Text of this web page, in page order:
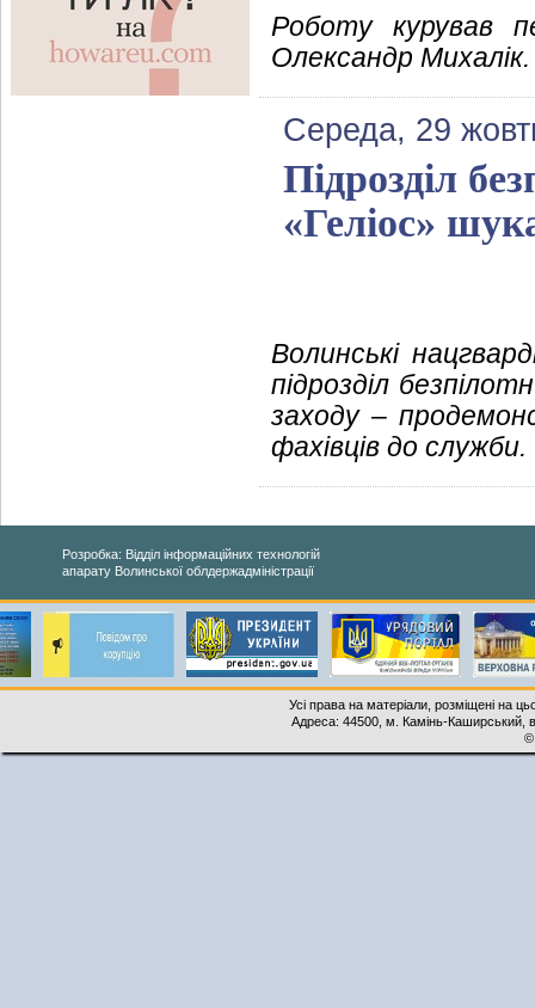
Роботу курував
Олександр Михалік.
Середа, 29
Підрозділ
«Геліос»
Волинські
підрозділ
заходу –
фахівців до служби.
Розробка: Відділ інформаційних технологій
апарату Волинської облдержадміністрації
Усі права на матеріали, розміщені на
Адреса: 44500, м. Камінь-Каширський,
©